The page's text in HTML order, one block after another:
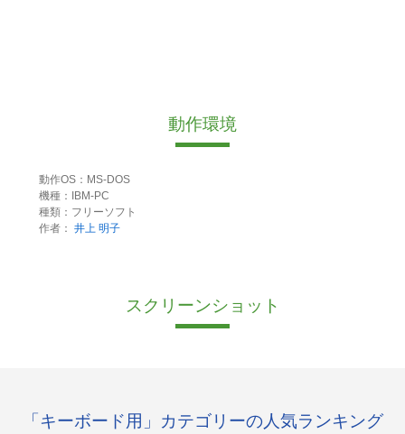
動作環境
動作OS：MS-DOS
機種：IBM-PC
種類：フリーソフト
作者： 井上 明子
スクリーンショット
「キーボード用」カテゴリーの人気ランキング